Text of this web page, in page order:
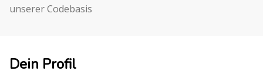
unserer Codebasis
Dein Profil